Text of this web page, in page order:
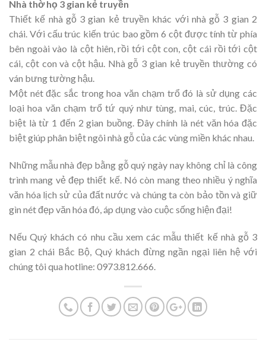
Nhà thờ họ 3 gian kẻ truyền
Thiết kế nhà gỗ 3 gian kẻ truyền khác với nhà gỗ 3 gian 2
chái. Với cấu trúc kiến trúc bao gồm 6 cột được tính từ phía
bên ngoài vào là cột hiên, rồi tới cột con, cột cái rồi tới cột
cái, cột con và cột hậu. Nhà gỗ 3 gian kẻ truyền thường có
ván bưng tường hậu.
Một nét đặc sắc trong hoa văn chạm trổ đó là sử dụng các
loại hoa văn chạm trổ tứ quý như tùng, mai, cúc, trúc. Đặc
biệt là từ 1 đến 2 gian buồng. Đây chính là nét văn hóa đặc
biệt giúp phân biệt ngôi nhà gỗ của các vùng miền khác nhau.
Những mẫu nhà đẹp bằng gỗ quý ngày nay không chỉ là công
trình mang vẻ đẹp thiết kế. Nó còn mang theo nhiều ý nghĩa
văn hóa lịch sử của đất nước và chúng ta còn bảo tồn và giữ
gìn nét đẹp văn hóa đó, áp dụng vào cuộc sống hiện đại!
Nếu Quý khách có nhu cầu xem các mẫu thiết kế nhà gỗ 3
gian 2 chái Bắc Bộ, Quý khách đừng ngần ngại liên hệ với
chúng tôi qua hotline: 0973.812.666.